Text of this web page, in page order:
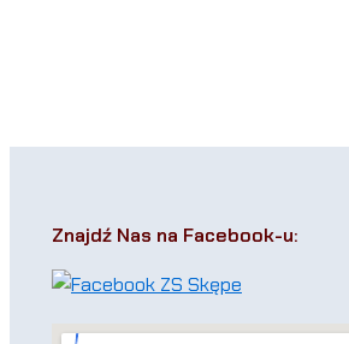
Znajdź Nas na Facebook-u: